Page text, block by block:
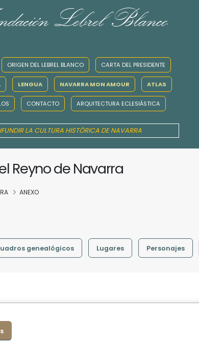
Lebrel Blanco
ORIGEN DEL LEBREL BLANCO CARTA DEL PRESIDENTE
LENGUA NAVARRA MON AMOUR ATLAS
CONTACTO ARQUITECTURA ECLESIÁSTICA
LA CULTURA HISTÓRICA DE NAVARRA
Reyno de Navarra
ANEXO
genealógicos Lugares Personajes